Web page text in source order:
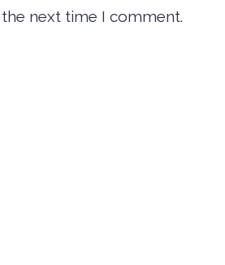
next time I comment.